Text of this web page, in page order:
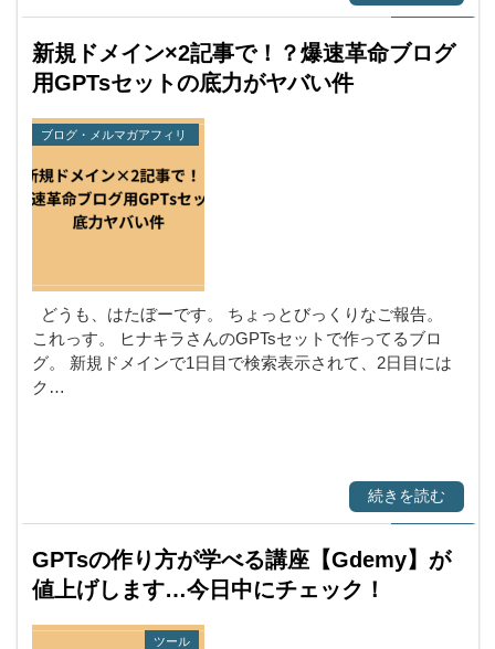
新規ドメイン×2記事で！？爆速革命ブログ
用GPTsセットの底力がヤバい件
ブログ・メルマガアフィリ
どうも、はたぼーです。 ちょっとびっくりなご報告。
これっす。 ヒナキラさんのGPTsセットで作ってるブロ
グ。 新規ドメインで1日目で検索表示されて、2日目には
ク…
続きを読む
GPTsの作り方が学べる講座【Gdemy】が
値上げします…今日中にチェック！
ツール